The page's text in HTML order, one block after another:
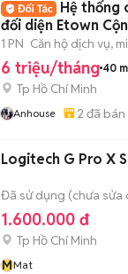
Hệ thống
đối diện Etown
Bình
1 PN Căn hộ dịch vụ,
6 triệu/tháng 40
Tp Hồ Chí Minh
Anhouse 2 đã bán
Logitech G Pro X
Đã sử dụng (chưa sửa
1.600.000 đ
Tp Hồ Chí Minh
MMat